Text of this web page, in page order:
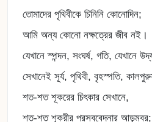
তোমাদের পৃথিবীকে চিনিনি কোনোদিন;
আমি অন্য কোনো নক্ষত্রের জীব নই।
যেখানে স্পন্দন, সংঘর্ষ, গতি, যেখানে
সেখানেই সূর্য, পৃথিবী, বৃহস্পতি,
শত-শত শূকরের চিৎকার সেখানে,
শত-শত শূকরীর প্রসববেদনার আড়ম্বর;